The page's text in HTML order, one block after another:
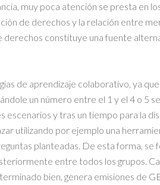
muy poca atención se presta en
de derechos y la relación entre
derechos constituye una fuente
de aprendizaje colaborativo, ya
un número entre el 1 y el 4 o 5
y tras un tiempo para la
utilizando por ejemplo una
planteadas. De esta forma, se
entre todos los grupos.
bien, genera emisiones de